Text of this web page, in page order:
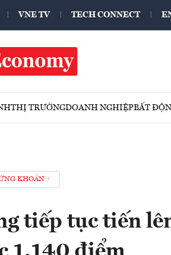
VNE TV TECH CONNECT
THỊ TRƯỜNGDOANH NGHIỆPBẤT
KHOÁN
tiếp tục tiến